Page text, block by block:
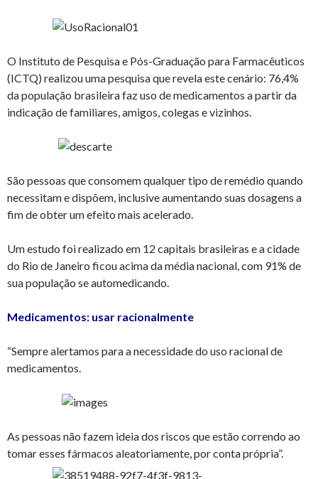
O Instituto de Pesquisa e Pós-Graduação para Farmacêuticos
(ICTQ) realizou uma pesquisa que revela este cenário: 76,4%
da população brasileira faz uso de medicamentos a partir da
indicação de familiares, amigos, colegas e vizinhos.
São pessoas que consomem qualquer tipo de remédio quando
necessitam e dispõem, inclusive aumentando suas dosagens a
fim de obter um efeito mais acelerado.
Um estudo foi realizado em 12 capitais brasileiras e a cidade
do Rio de Janeiro ficou acima da média nacional, com 91% de
sua população se automedicando.
Medicamentos: usar racionalmente
“Sempre alertamos para a necessidade do uso racional de
medicamentos.
As pessoas não fazem ideia dos riscos que estão correndo ao
tomar esses fármacos aleatoriamente, por conta própria”.